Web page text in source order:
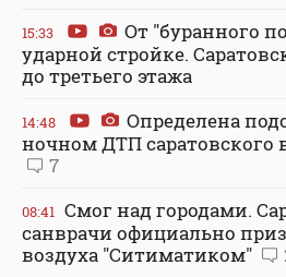
15:33
От "буранного
ударной стройке.
до третьего этажа
14:48
Определена
ночном ДТП саратовского
7
08:41 Смог над городами.
санврачи официально
воздуха "Ситиматиком"